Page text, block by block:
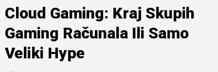
Cloud Gaming: Kraj Skupih
Gaming Računala Ili Samo
Veliki Hype